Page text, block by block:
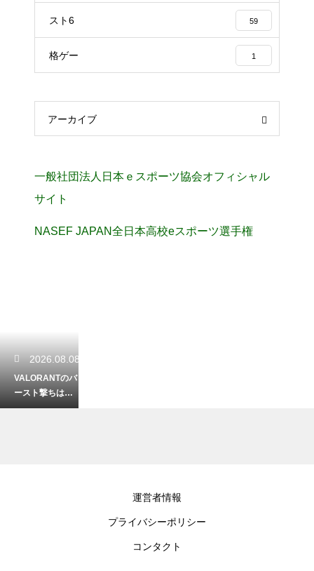
スト6 59
格ゲー 1
アーカイブ
一般社団法人日本ｅスポーツ協会オフィシャル
サイト
NASEF JAPAN全日本高校eスポーツ選手権
2026.08.08
VALORANTのバ
ースト撃ちは何
発が目安？最適
運営者情報
プライバシーポリシー
コンタクト